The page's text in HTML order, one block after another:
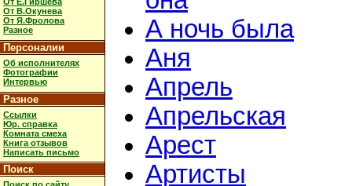
От В.Окунева
От Я.Фролова
Разное
Персоналии
Об исполнителях
Фотографии
Интервью
Разное
Ссылки
Юр. справка
Комната смеха
Книга отзывов
Написать письмо
Поиск
А ночь была
Аня
Апрель
Апрельская
Арест
Артисты